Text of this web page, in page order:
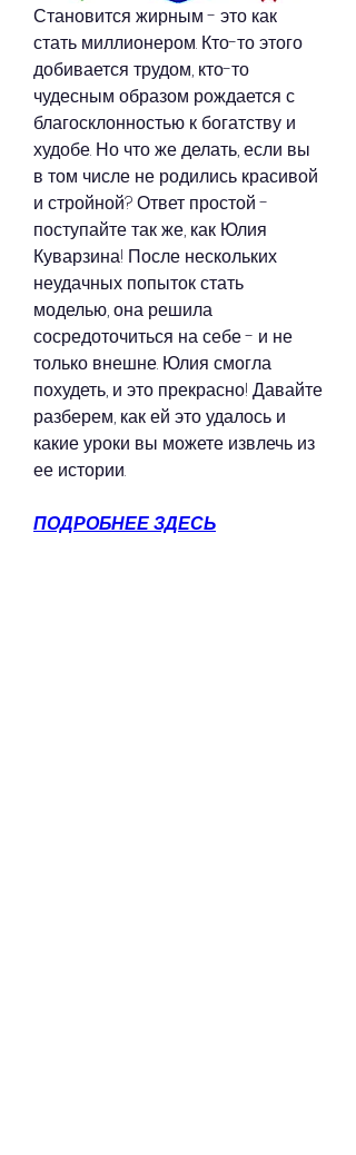
Становится жирным - это как
стать миллионером. Кто-то этого
добивается трудом, кто-то
чудесным образом рождается с
благосклонностью к богатству и
худобе. Но что же делать, если вы
в том числе не родились красивой
и стройной? Ответ простой -
поступайте так же, как Юлия
Куварзина! После нескольких
неудачных попыток стать
моделью, она решила
сосредоточиться на себе - и не
только внешне. Юлия смогла
похудеть, и это прекрасно! Давайте
разберем, как ей это удалось и
какие уроки вы можете извлечь из
ее истории.
ПОДРОБНЕЕ ЗДЕСЬ